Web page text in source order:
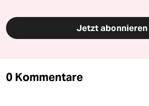
Jetzt abonnieren
0 Kommentare